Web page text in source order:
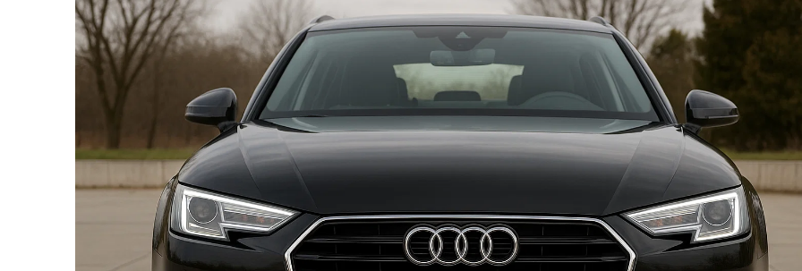
9 Мая — День
Победы!
Уникальное
северное
сияние
запечатлели
над Балтикой
как
после
бурана